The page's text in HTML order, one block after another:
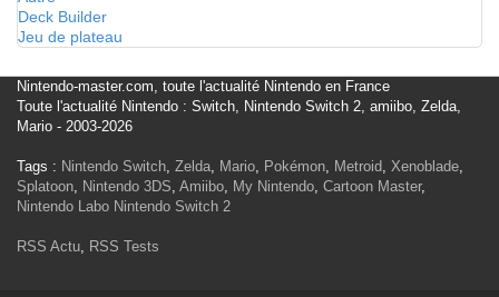
Deck Builder
Jeu de plateau
Nintendo-master.com, toute l'actualité Nintendo en France
Toute l'actualité Nintendo : Switch, Nintendo Switch 2, amiibo, Zelda,
Mario - 2003-2026
Tags : Nintendo Switch, Zelda, Mario, Pokémon, Metroid, Xenoblade,
Splatoon, Nintendo 3DS, Amiibo, My Nintendo, Cartoon Master,
Nintendo Labo Nintendo Switch 2
RSS Actu, RSS Tests